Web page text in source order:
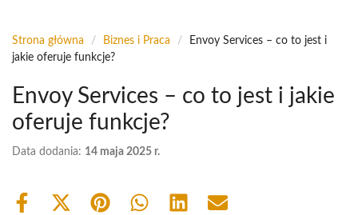
Strona główna / Biznes i Praca /
Envoy Services – co to jest i
jakie oferuje funkcje?
Envoy Services – co to jest i jakie
oferuje funkcje?
Data dodania: 14 maja 2025 r.
Share
Share Share Share Share Share